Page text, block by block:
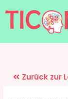
Inhalt
springen
navigation